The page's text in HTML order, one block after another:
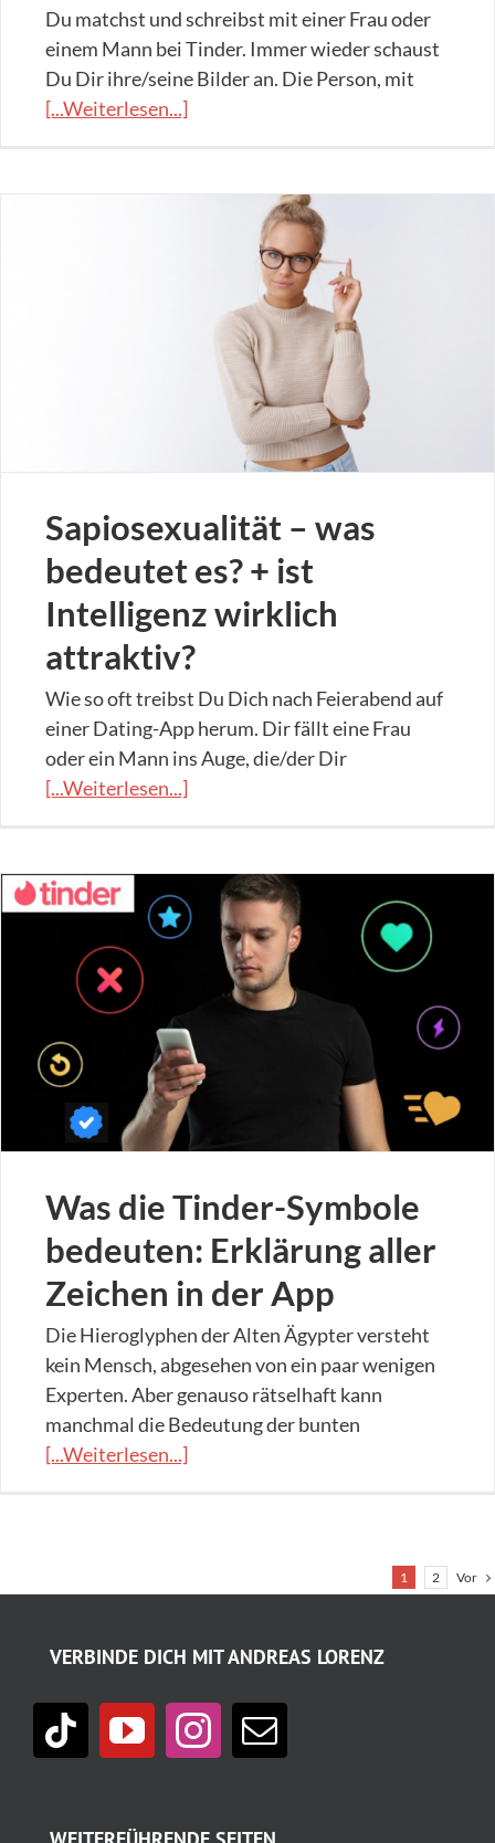
Du matchst und schreibst mit einer Frau oder
einem Mann bei Tinder. Immer wieder schaust
Du Dir ihre/seine Bilder an. Die Person, mit
[...Weiterlesen...]
Sapiosexualität – was
bedeutet es? + ist
Intelligenz wirklich
attraktiv?
Wie so oft treibst Du Dich nach Feierabend auf
einer Dating-App herum. Dir fällt eine Frau
oder ein Mann ins Auge, die/der Dir
[...Weiterlesen...]
Was die Tinder-Symbole
bedeuten: Erklärung aller
Zeichen in der App
Die Hieroglyphen der Alten Ägypter versteht
kein Mensch, abgesehen von ein paar wenigen
Experten. Aber genauso rätselhaft kann
manchmal die Bedeutung der bunten
[...Weiterlesen...]
1 2 Vor
VERBINDE DICH MIT ANDREAS LORENZ